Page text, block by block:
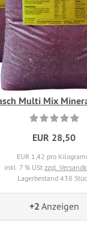
Multi Mix
EUR 28,50
EUR 1,42 pro
inkl. 7 % USt zzgl.
Lagerbestand 438
+2 Anzeigen